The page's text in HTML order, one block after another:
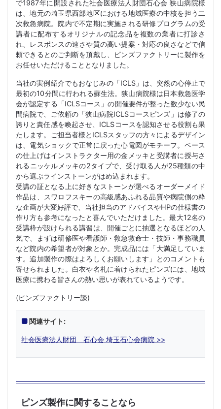
で1987年に開設された社会医療法人財団石心会 狭山病院様
は、地元の埼玉県西部地区における地域医療の中核を担う二
次救急病院。院内で不定期に実施される研修プログラムの受
講者に配布するオリジナルの記念品を複数の業者に打診さ
れ、レスポンスの速さや質の高い提案・対応の良さなどで信
頼できるとのご判断を頂戴し、ピンズファクトリーに製作を
お任せいただけることとなりました。
当社の実例紹介でもおなじみの「ICLS」は、突然の心停止で
最初の10分間に行われる蘇生法。狭山病院様は日本救急医学
会が認定する「ICLSコース」の開催要件が整った数少ない民
間病院で、ご依頼の「狭山病院ICLSコースピンズ」は修了の
誇りと責任感を喚起させ、ICLSコースを認知させる役割も果
たします。ご担当者様とICLSスタッフの方々によるデザイン
は、電気ショックで正常に戻った心電図がモチーフ。ベース
の仕上げはインストラクター用の金メッキと受講者に授与さ
れるニッケルメッキの2タイプで、受け取る人が25種類の中
から選ぶラインストーンがはめ込まれます。
受講の証となる上に好きなストーンが選べるオーダーメイド
作品は、スワロフスキーの高級感あふれる品質や病院側の粋
な企画が大変好評で、当社担当のアドバイスやHPの仕様書の
作り方も参考になったと喜んでいただけました。最大12名の
受講枠が設けられる講習は、開催ごとに抽選となるほどの人
気で、まずは研修医や看護師・救急救命士・技師・事務職員
など院内の希望者が対象とか。完成品には「大満足していま
す。追加製作の際はよろしくお願いします」とのコメントも
寄せられました。白衣や名札に着けられたピンズには、地域
医療に携わる皆さんの熱い思いが表れているようです。
(ピンズファクトリー談)
関連サイト:
社会医療法人財団 石心会 埼玉石心会病院 >>
ピンズ製作に関することなら